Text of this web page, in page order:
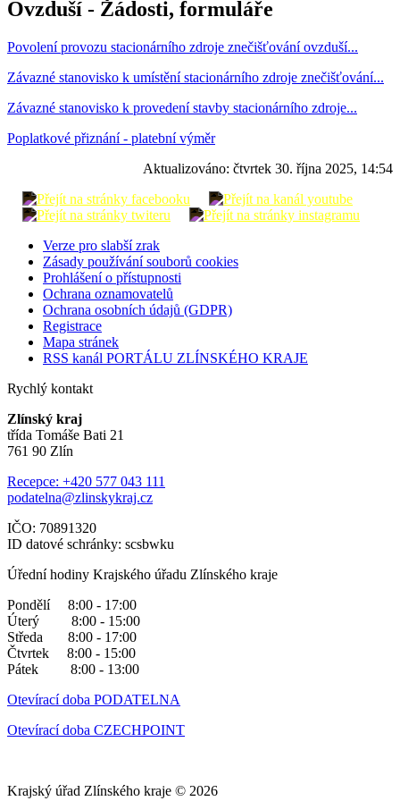
Ovzduší - Žádosti, formuláře
Povolení provozu stacionárního zdroje znečišťování ovzduší...
Závazné stanovisko k umístění stacionárního zdroje znečišťování...
Závazné stanovisko k provedení stavby stacionárního zdroje...
Poplatkové přiznání - platební výměr
Aktualizováno: čtvrtek 30. října 2025, 14:54
Verze pro slabší zrak
Zásady používání souborů cookies
Prohlášení o přístupnosti
Ochrana oznamovatelů
Ochrana osobních údajů (GDPR)
Registrace
Mapa stránek
RSS kanál PORTÁLU ZLÍNSKÉHO KRAJE
Rychlý kontakt
Zlínský kraj
třída Tomáše Bati 21
761 90 Zlín
Recepce: +420 577 043 111
podatelna@zlinskykraj.cz
IČO: 70891320
ID datové schránky: scsbwku
Úřední hodiny Krajského úřadu Zlínského kraje
Pondělí 8:00 - 17:00
Úterý 8:00 - 15:00
Středa 8:00 - 17:00
Čtvrtek 8:00 - 15:00
Pátek 8:00 - 13:00
Otevírací doba PODATELNA
Otevírací doba CZECHPOINT
Krajský úřad Zlínského kraje © 2026